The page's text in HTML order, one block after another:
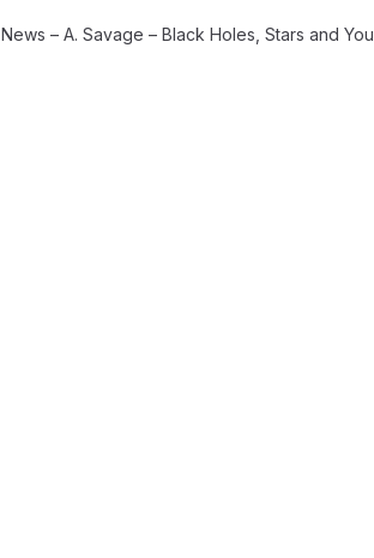
News – A. Savage – Black Holes, Stars and You